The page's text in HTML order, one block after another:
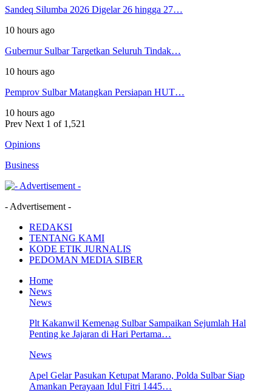
Sandeq Silumba 2026 Digelar 26 hingga 27…
10 hours ago
Gubernur Sulbar Targetkan Seluruh Tindak…
10 hours ago
Pemprov Sulbar Matangkan Persiapan HUT…
10 hours ago
Prev Next 1 of 1,521
Opinions
Business
- Advertisement -
REDAKSI
TENTANG KAMI
KODE ETIK JURNALIS
PEDOMAN MEDIA SIBER
Home
News
News
Plt Kakanwil Kemenag Sulbar Sampaikan Sejumlah Hal
Penting ke Jajaran di Hari Pertama…
News
Apel Gelar Pasukan Ketupat Marano, Polda Sulbar Siap
Amankan Perayaan Idul Fitri 1445…